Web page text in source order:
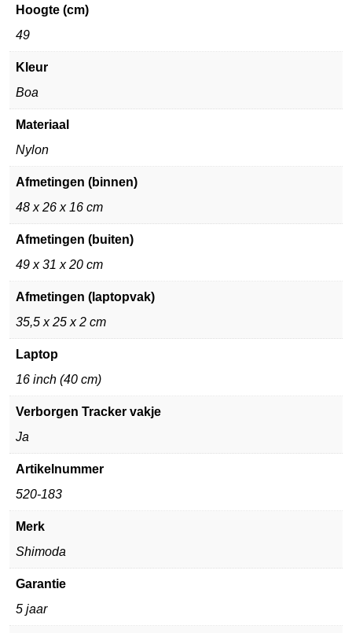
Hoogte (cm)
49
Kleur
Boa
Materiaal
Nylon
Afmetingen (binnen)
48 x 26 x 16 cm
Afmetingen (buiten)
49 x 31 x 20 cm
Afmetingen (laptopvak)
35,5 x 25 x 2 cm
Laptop
16 inch (40 cm)
Verborgen Tracker vakje
Ja
Artikelnummer
520-183
Merk
Shimoda
Garantie
5 jaar